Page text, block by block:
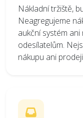
Nákladní tržiště,
Neagregujeme
aukční systém
odesílatelům.
nákupu ani